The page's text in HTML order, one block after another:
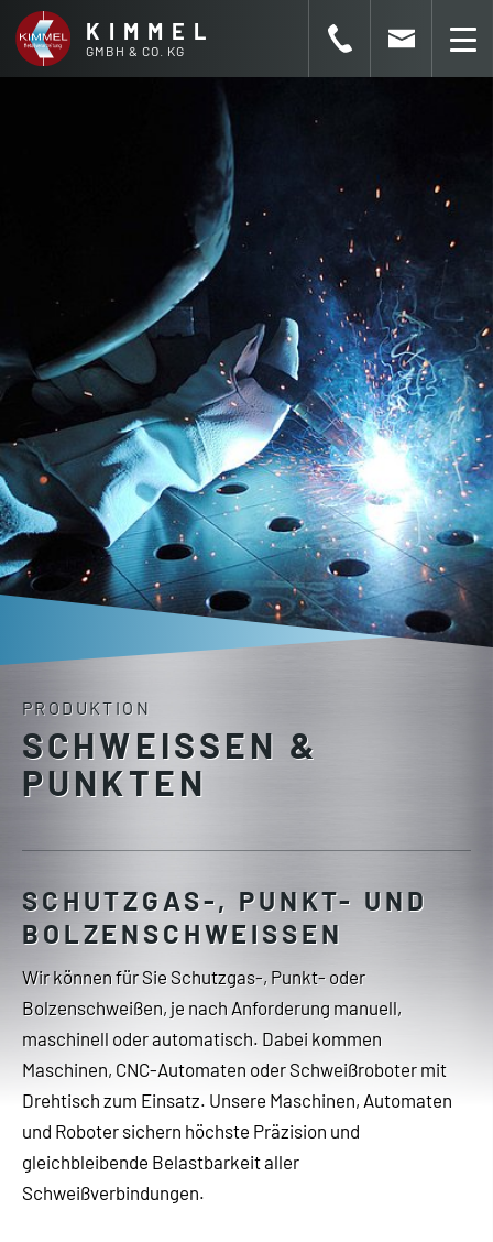
KIMMEL
GMBH & CO. KG
SCHWEISSEN & P
UNKTEN
PRODUKTION
SCHUTZGAS-, PUNKT- UND
BOLZENSCHWEISSEN
Wir können für Sie Schutzgas-, Punkt- oder
Bolzenschweißen, je nach Anforderung manuell,
maschinell oder automatisch. Dabei kommen
Maschinen, CNC-Automaten oder Schweißroboter mit
Drehtisch zum Einsatz. Unsere Maschinen, Automaten
und Roboter sichern höchste Präzision und
gleichbleibende Belastbarkeit aller
Schweißverbindungen.